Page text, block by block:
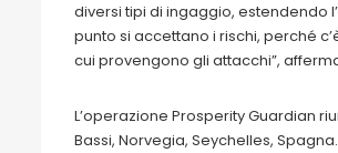
diversi tipi di ingaggio, estendendo
punto si accettano i rischi, perché
cui provengono gli attacchi”,
L’operazione Prosperity Guardian
Bassi, Norvegia, Seychelles,